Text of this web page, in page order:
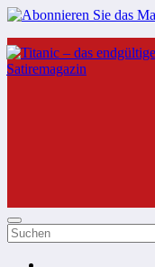
Zum
Inhalt
springen